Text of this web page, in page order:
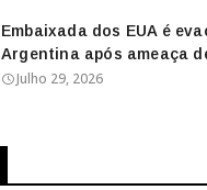
Embaixada dos EUA é
Argentina após ameaça
Julho 29, 2026